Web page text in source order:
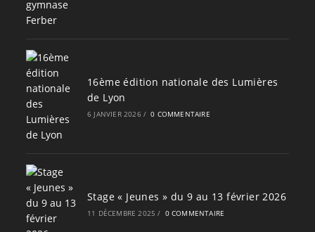
16ème édition nationale des Lumières
de Lyon
6 JANVIER 2026 / 0 COMMENTAIRE
Stage « Jeunes » du 9 au 13 février 2026
11 DÉCEMBRE 2025 / 0 COMMENTAIRE